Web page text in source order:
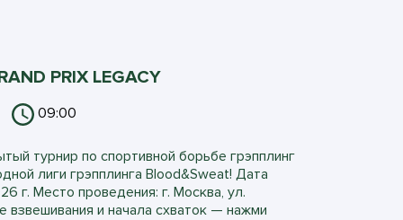
PRIX LEGACY
09:00
турнир по спортивной борьбе грэпплинг
лиги грэпплинга Blood&Sweat! Дата
г. Место проведения: г. Москва, ул.
взвешивания и начала схваток — нажми